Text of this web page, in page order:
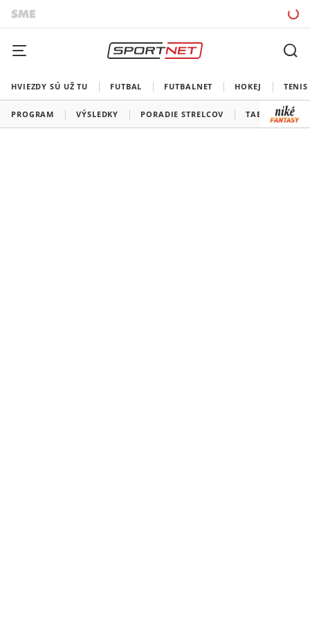
HVIEZDY SÚ UŽ TU FUTBAL FUTBALNET HOKEJ TENIS
PROGRAM VÝSLEDKY PORADIE STRELCOV TABUĽKY A